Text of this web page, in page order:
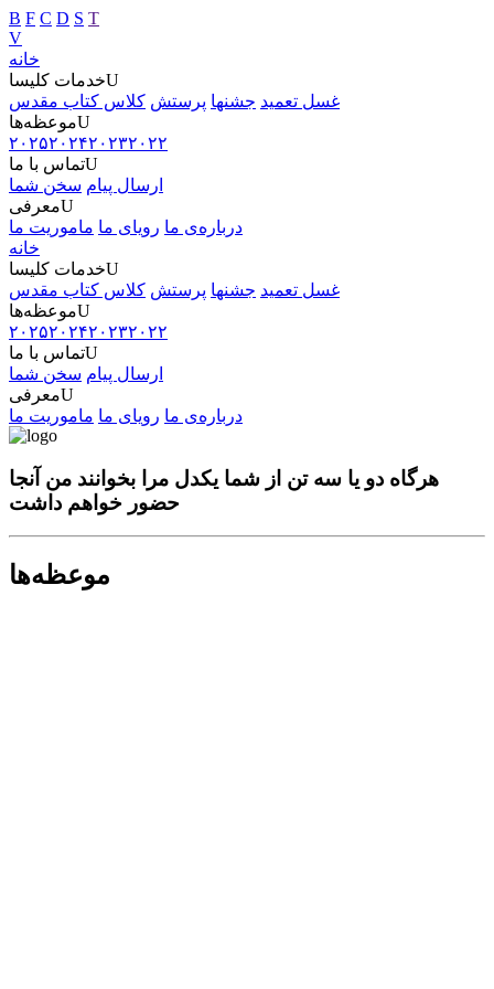
B F C D S T
V
خانه
خدمات کلیساU
غسل تعمید جشنها پرستش کلاس کتاب مقدس
موعظه‌هاU
۲۰۲۵۲۰۲۴۲۰۲۳۲۰۲۲
تماس با ماU
ارسال پیام سخن شما
معرفیU
درباره‌ی ما رویای ما ماموریت ما
خانه
خدمات کلیساU
غسل تعمید جشنها پرستش کلاس کتاب مقدس
موعظه‌هاU
۲۰۲۵۲۰۲۴۲۰۲۳۲۰۲۲
تماس با ماU
ارسال پیام سخن شما
معرفیU
درباره‌ی ما رویای ما ماموریت ما
هرگاه دو یا سه تن از شما یکدل مرا بخوانند من آنجا
حضور خواهم داشت
موعظه‌ها